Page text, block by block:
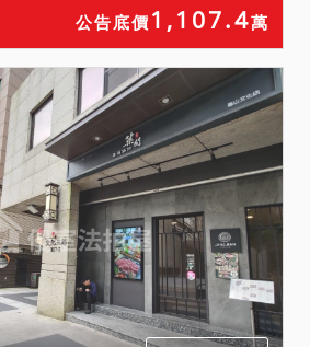
司法資源有限，縱經法院以
常方式予以調查，仍難保
絕無上情， 此部分請投標
斟酌自行查明注意，應自
向鄰里機關查訪探詢，於
合考量相關風險後再行投
或應買。拍定後均不得以
為由聲請減少價金或聲請
銷拍定。
、拍賣之不動產如於查封
經地政機關實施重測，其
積應以重測結果為準。拍
公告底價 1,107.4萬